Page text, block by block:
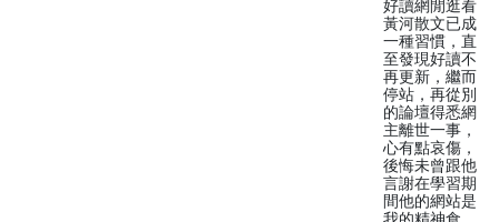
好讀網閒逛看
黃河散文已成
一種習慣，直
至發現好讀不
再更新，繼而
停站，再從別
的論壇得悉網
主離世一事，
心有點哀傷，
後悔未曾跟他
言謝在學習期
間他的網站是